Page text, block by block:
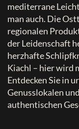
mediterrane
man auch. Die
regionalen
der Leidenschaft
herzhafte
Kiachl – hier wird
Entdecken Sie in
Genusslokalen
authentischen